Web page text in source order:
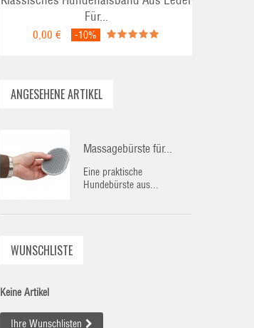
Für...
0,00 € -10%
ANGESEHENE ARTIKEL
Massagebürste für...
Eine praktische
Hundebürste aus...
WUNSCHLISTE
Keine Artikel
Ihre Wunschlisten